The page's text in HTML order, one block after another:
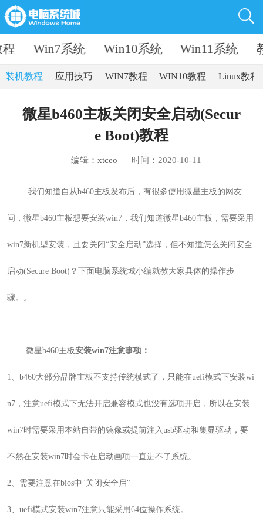
Win7系统 Win10系统 Win11系统
装机教程 应用技巧 WIN7教程 WIN10教程 Linux教程
微星b460主板关闭安全启动(Secur
e Boot)教程
编辑：xtceo 时间：2020-10-11
我们知道自从b460主板发布后，有很多使用微星主板的网友
问，微星b460主板想要安装win7，我们知道微星b460主板，需要采用
win7新机型安装，且要关闭“安全启动”选择，但不知道怎么关闭安全
启动(Secure Boot)？下面电脑系统城小编就教大家具体的操作步
骤。 。
微星b460主板安装win7注意事项：
1 、b460大部分品牌主板不支持传统模式了，只能在uefi模式下安装wi
n7，注意uefi模式下无法开启兼容模式也没有选项开启，所以在安装
win7时需要采用本站自带的镜像或提前注入usb驱动和集显驱动，要
不然在安装win7时会卡在启动画项一直进不了系统。
2 、需要注意在bios中"关闭安全启"
3 、uefi模式安装win7注意只能采用64位操作系统。